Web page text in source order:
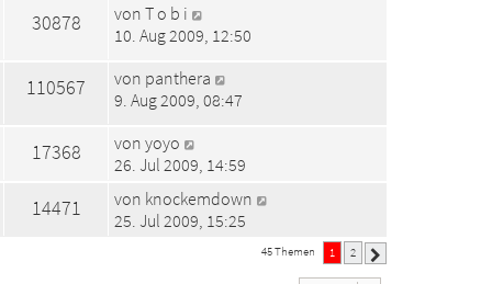
30878 von T o b i
10. Aug 2009, 12:50
110567 von panthera
9. Aug 2009, 08:47
17368 von yoyo
26. Jul 2009, 14:59
14471 von knockemdown
25. Jul 2009, 15:25
45 Themen 1 2